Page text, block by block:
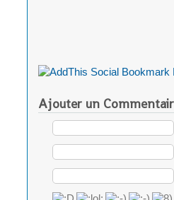
Ajouter un